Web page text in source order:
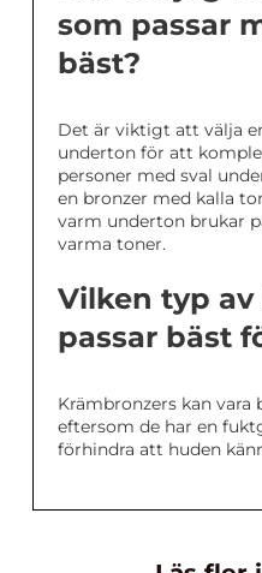
som passar
bäst?
Det är viktigt att välja
underton för att
personer med sval
en bronzer med kalla
varm underton brukar
varma toner.
Vilken typ
passar bäst
Krämbronzers kan
eftersom de har en
förhindra att huden